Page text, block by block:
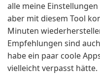
alle meine
aber mit diesem Tool
Minuten
Empfehlungen sind
habe ein paar coole
vielleicht verpasst hätte.